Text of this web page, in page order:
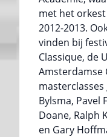
met het
2012-2013.
vinden bij
Classique, de
Amsterdamse
Bylsma, Pavel
Doane, Ralph
en Gary